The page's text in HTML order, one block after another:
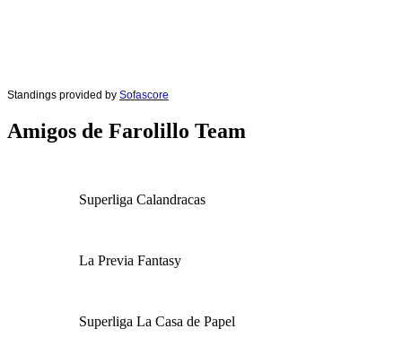
Standings provided by Sofascore
Amigos de Farolillo Team
Superliga Calandracas
La Previa Fantasy
Superliga La Casa de Papel